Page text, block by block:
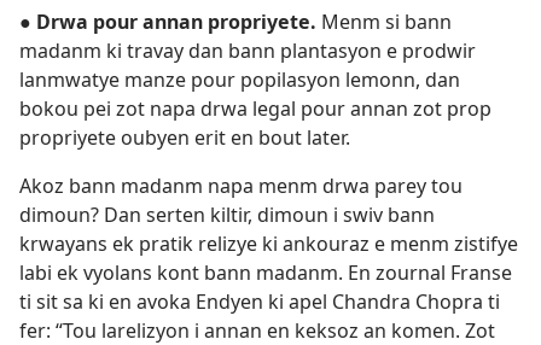
● Drwa pour annan propriyete. Menm si bann
madanm ki travay dan bann plantasyon e prodwir
lanmwatye manze pour popilasyon lemonn, dan
bokou pei zot napa drwa legal pour annan zot prop
propriyete oubyen erit en bout later.
Akoz bann madanm napa menm drwa parey tou
dimoun? Dan serten kiltir, dimoun i swiv bann
krwayans ek pratik relizye ki ankouraz e menm zistifye
labi ek vyolans kont bann madanm. En zournal Franse
ti sit sa ki en avoka Endyen ki apel Chandra Chopra ti
fer: “Tou larelizyon i annan en keksoz an komen. Zot